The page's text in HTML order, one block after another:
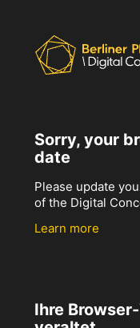
Sorry, your
date
Please update
of the Digital
Learn more
Ihre